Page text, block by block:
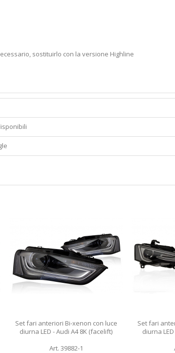
sostituirlo con la versione Highline
Set fari anteriori Bi-xenon con luce
diurna LED - Audi A4 8K (facelift)
Art. 39882-1
Set fari
diurna